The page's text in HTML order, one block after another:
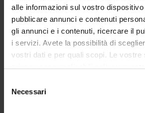
alle informazioni sul vostro dispositivo
pubblicare annunci e contenuti
gli annunci e i contenuti, ricercare il
i servizi. Avete la possibilità di
vostri dati e per quali scopi. Le vostre
privacy sono applicabili solo su
modificare o revocare il proprio
momento dalla Dichiarazione sui
delNecessari
STRUTTURE DEL DIPARTIMENTO
LABORATORI DI RICERCA
CENTRI DI RICERCA